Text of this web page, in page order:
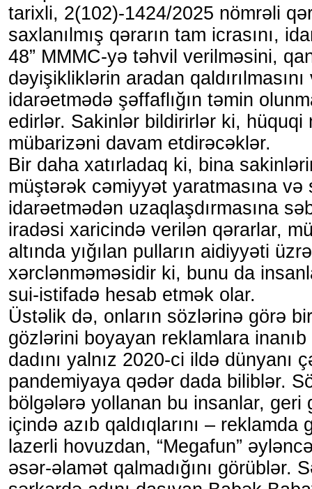
tarixli, 2(102)-1424/2025 nömrəli
saxlanılmış qərarın tam icrasını,
48” MMMC-yə təhvil verilməsini,
dəyişikliklərin aradan
idarəetmədə şəffaflığın təmin
edirlər. Sakinlər bildirirlər ki, hüquqi
mübarizəni davam etdirəcəklər.
Bir daha xatırladaq ki, bina
müştərək cəmiyyət yaratmasına
idarəetmədən uzaqlaşdırmasına
iradəsi xaricində verilən qərarlar,
altında yığılan pulların aidiyyəti üzrə
xərclənməməsidir ki, bunu da
sui-istifadə hesab etmək olar.
Üstəlik də, onların sözlərinə görə
gözlərini boyayan reklamlara inanıb
dadını yalnız 2020-ci ildə dünyanı
pandemiyaya qədər dada biliblər.
bölgələrə yollanan bu insanlar, geri
içində azıb qaldıqlarını – reklamda
lazerli hovuzdan, “Megafun”
əsər-əlamət qalmadığını görüblər.